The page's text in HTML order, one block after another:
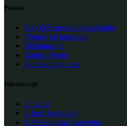
Pitanja
Najčešće postavljena pitanja
Pomoć pri kupovini
Reklamacije
Radno Vreme
Kontaktirajte nas
Informacije
O nama
Uslovi kupovine
100% sigurna kupovina